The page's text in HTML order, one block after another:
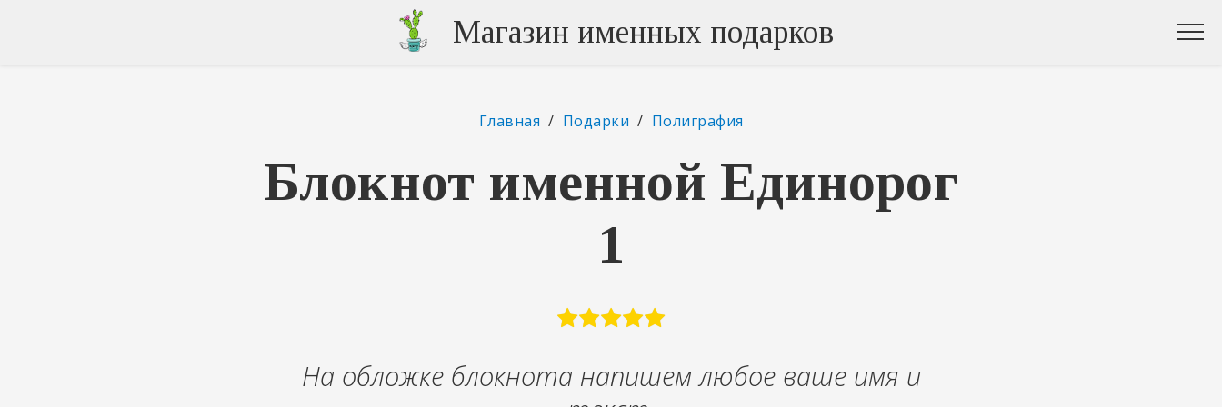
Магазин именных подарков
Главная / Подарки / Полиграфия
Блокнот именной Единорог
1
На обложке блокнота напишем любое ваше имя и